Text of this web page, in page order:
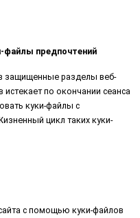
файлы предпочтений
защищенные разделы веб-
истекает по окончании сеанса
куки-файлы с
цикл таких куки-
с помощью куки-файлов